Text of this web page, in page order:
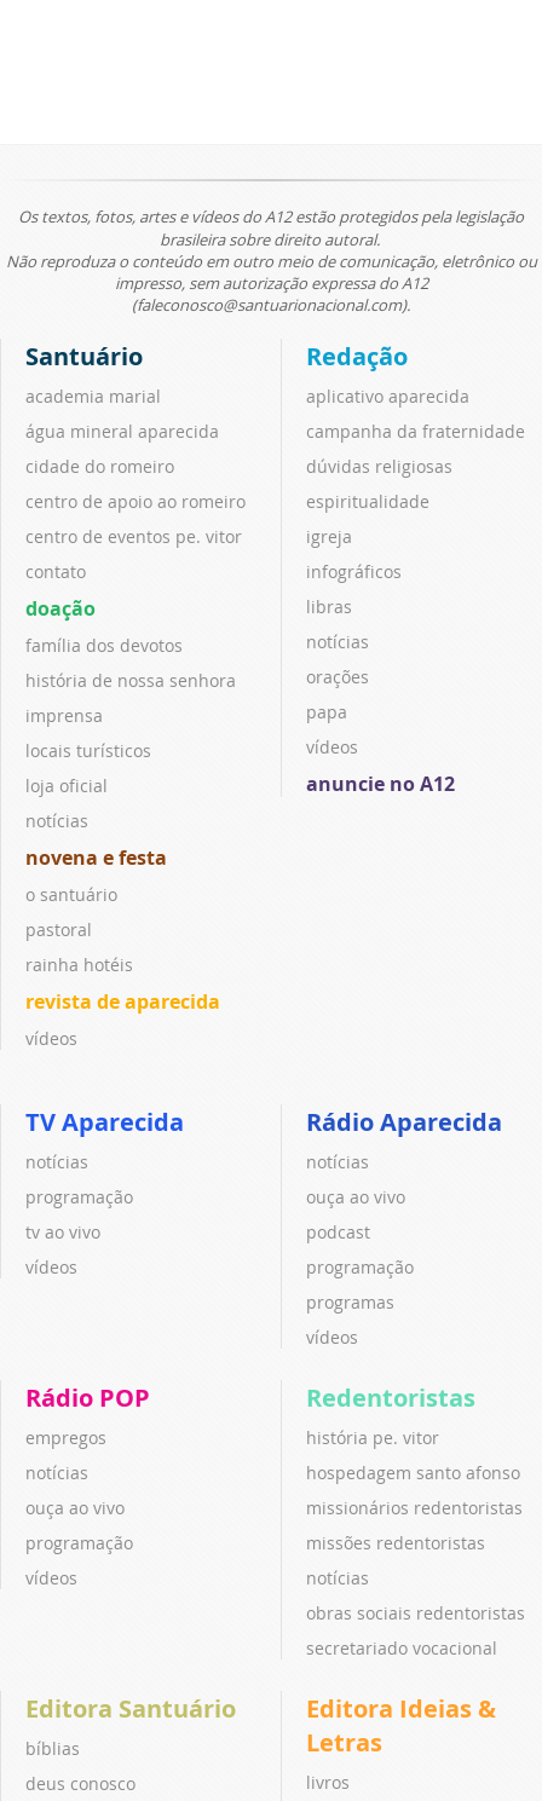
Os textos, fotos, artes e vídeos do A12 estão protegidos pela legislação
brasileira sobre direito autoral.
Não reproduza o conteúdo em outro meio de comunicação, eletrônico ou
impresso, sem autorização expressa do A12
(faleconosco@santuarionacional.com).
Santuário
academia marial
água mineral aparecida
cidade do romeiro
centro de apoio ao romeiro
centro de eventos pe. vitor
contato
doação
família dos devotos
história de nossa senhora
imprensa
locais turísticos
loja oficial
notícias
novena e festa
o santuário
pastoral
rainha hotéis
revista de aparecida
vídeos
Redação
aplicativo aparecida
campanha da fraternidade
dúvidas religiosas
espiritualidade
igreja
infográficos
libras
notícias
orações
papa
vídeos
anuncie no A12
TV Aparecida
notícias
programação
tv ao vivo
vídeos
Rádio Aparecida
notícias
ouça ao vivo
podcast
programação
programas
vídeos
Rádio POP
empregos
notícias
ouça ao vivo
programação
vídeos
Redentoristas
história pe. vitor
hospedagem santo afonso
missionários redentoristas
missões redentoristas
notícias
obras sociais redentoristas
secretariado vocacional
Editora Santuário
bíblias
deus conosco
Editora Ideias &
Letras
livros